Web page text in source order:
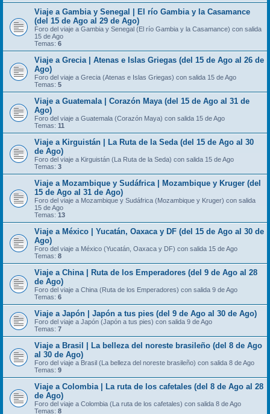
Viaje a Gambia y Senegal | El río Gambia y la Casamance
(del 15 de Ago al 29 de Ago)
Foro del viaje a Gambia y Senegal (El río Gambia y la Casamance) con salida
15 de Ago
Temas: 6
Viaje a Grecia | Atenas e Islas Griegas (del 15 de Ago al 26 de
Ago)
Foro del viaje a Grecia (Atenas e Islas Griegas) con salida 15 de Ago
Temas: 5
Viaje a Guatemala | Corazón Maya (del 15 de Ago al 31 de
Ago)
Foro del viaje a Guatemala (Corazón Maya) con salida 15 de Ago
Temas: 11
Viaje a Kirguistán | La Ruta de la Seda (del 15 de Ago al 30
de Ago)
Foro del viaje a Kirguistán (La Ruta de la Seda) con salida 15 de Ago
Temas: 3
Viaje a Mozambique y Sudáfrica | Mozambique y Kruger (del
15 de Ago al 31 de Ago)
Foro del viaje a Mozambique y Sudáfrica (Mozambique y Kruger) con salida
15 de Ago
Temas: 13
Viaje a México | Yucatán, Oaxaca y DF (del 15 de Ago al 30 de
Ago)
Foro del viaje a México (Yucatán, Oaxaca y DF) con salida 15 de Ago
Temas: 8
Viaje a China | Ruta de los Emperadores (del 9 de Ago al 28
de Ago)
Foro del viaje a China (Ruta de los Emperadores) con salida 9 de Ago
Temas: 6
Viaje a Japón | Japón a tus pies (del 9 de Ago al 30 de Ago)
Foro del viaje a Japón (Japón a tus pies) con salida 9 de Ago
Temas: 7
Viaje a Brasil | La belleza del noreste brasileño (del 8 de Ago
al 30 de Ago)
Foro del viaje a Brasil (La belleza del noreste brasileño) con salida 8 de Ago
Temas: 9
Viaje a Colombia | La ruta de los cafetales (del 8 de Ago al 28
de Ago)
Foro del viaje a Colombia (La ruta de los cafetales) con salida 8 de Ago
Temas: 8